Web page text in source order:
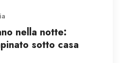
nella notte:
sotto casa